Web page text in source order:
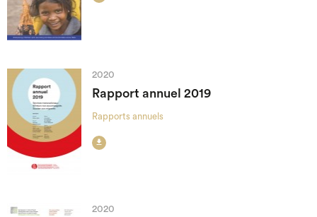
2020
Rapport annuel 2019
Rapports annuels

2020